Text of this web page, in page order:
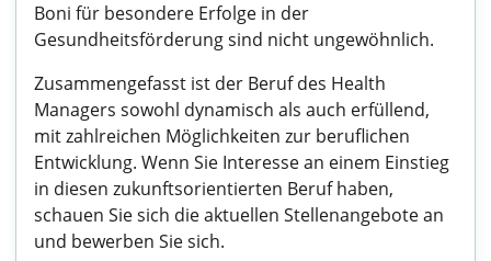
Boni für besondere Erfolge in der
Gesundheitsförderung sind nicht ungewöhnlich.
Zusammengefasst ist der Beruf des Health
Managers sowohl dynamisch als auch erfüllend,
mit zahlreichen Möglichkeiten zur beruflichen
Entwicklung. Wenn Sie Interesse an einem Einstieg
in diesen zukunftsorientierten Beruf haben,
schauen Sie sich die aktuellen Stellenangebote an
und bewerben Sie sich.